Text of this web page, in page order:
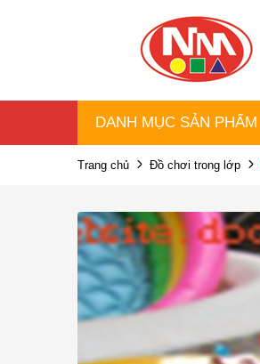
DANH MỤC SẢN PHẨM
Trang chủ Đồ chơi trong lớp